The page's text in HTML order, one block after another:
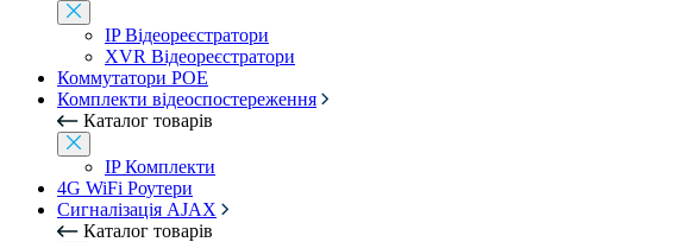
IP Відеореєстратори
XVR Відеореєстратори
Коммутатори POE
Комплекти відеоспостереження
Каталог товарів
IP Комплекти
4G WiFi Роутери
Сигналізація AJAX
Каталог товарів